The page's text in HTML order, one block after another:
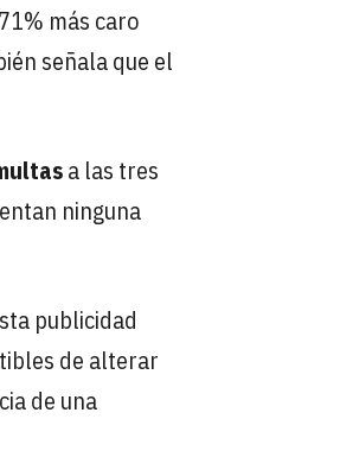
más caro
señala que el
a las tres
ninguna
publicidad
de alterar
de una